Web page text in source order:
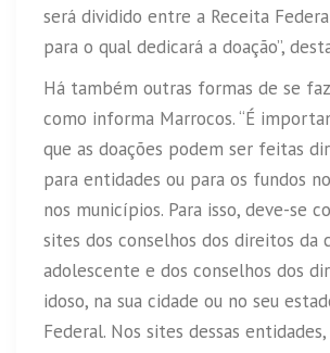
será dividido entre a Receita
para o qual dedicará a doação”,
Há também outras formas de se
como informa Marrocos. “É
que as doações podem ser feitas
para entidades ou para os fundos
nos municípios. Para isso, deve-se
sites dos conselhos dos direitos da
adolescente e dos conselhos dos
idoso, na sua cidade ou no seu
Federal. Nos sites dessas